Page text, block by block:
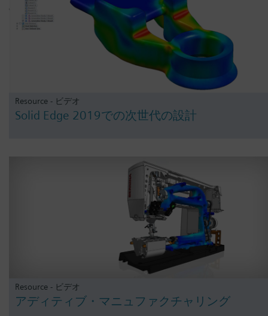
Resource - ビデオ
Solid Edge 2019での次世代の設計
Resource - ビデオ
アディティブ・マニュファクチャリング